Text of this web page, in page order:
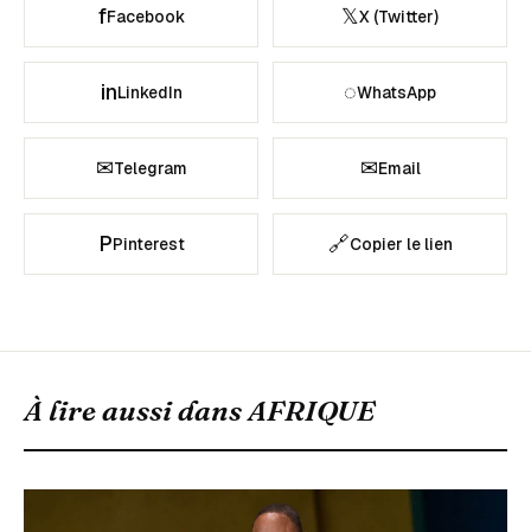
fFacebook 𝕏X (Twitter)
inLinkedIn ◌WhatsApp
✉Telegram ✉Email
PPinterest 🔗Copier le lien
À lire aussi dansAFRIQUE